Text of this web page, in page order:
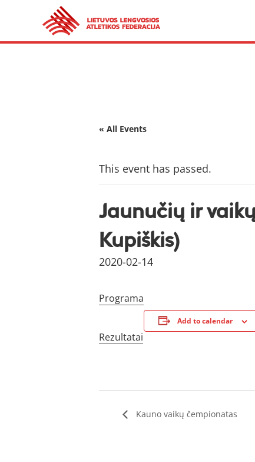
« All Events
This event has passed.
Jaunučių ir
Kupiškis)
2020-02-14
Programa
Rezultatai
Add to calendar
Kauno vaikų čempionatas